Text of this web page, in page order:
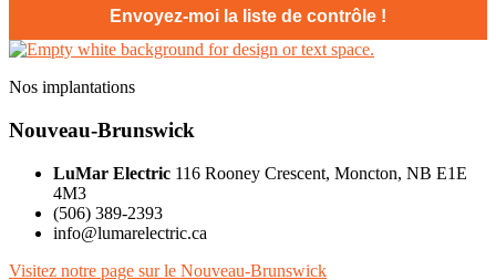
Nos implantations
Nouveau-Brunswick
LuMar Electric 116 Rooney Crescent, Moncton, NB E1E
4M3
(506) 389-2393
info@lumarelectric.ca
Visitez notre page sur le Nouveau-Brunswick